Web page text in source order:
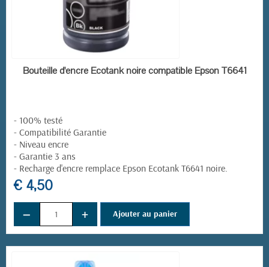
EN STOCK
Bouteille d'encre Ecotank noire compatible Epson T6641
- 100% testé
- Compatibilité Garantie
- Niveau encre
- Garantie 3 ans
- Recharge d'encre remplace Epson Ecotank T6641 noire
€ 4,50
− + Ajouter au panier